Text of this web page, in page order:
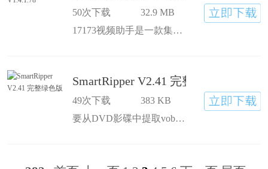
50次下载
32.9 MB
17173视频助手是一款集录制，直播和视频管理于一体的软件。用户通过软件可以于本地录制游戏视频，在17173直播平台直播游戏，将视频保存到17173播客并分享。它很好的解决了游戏玩家对视频录制/直播的需求。
SmartRipper V2.41 完整绿色版
49次下载
383 KB
要从DVD影碟中提取vob文件到硬盘备份或转换成其他格式，“SmartRipper”就是最好的DVD提取复制工具。